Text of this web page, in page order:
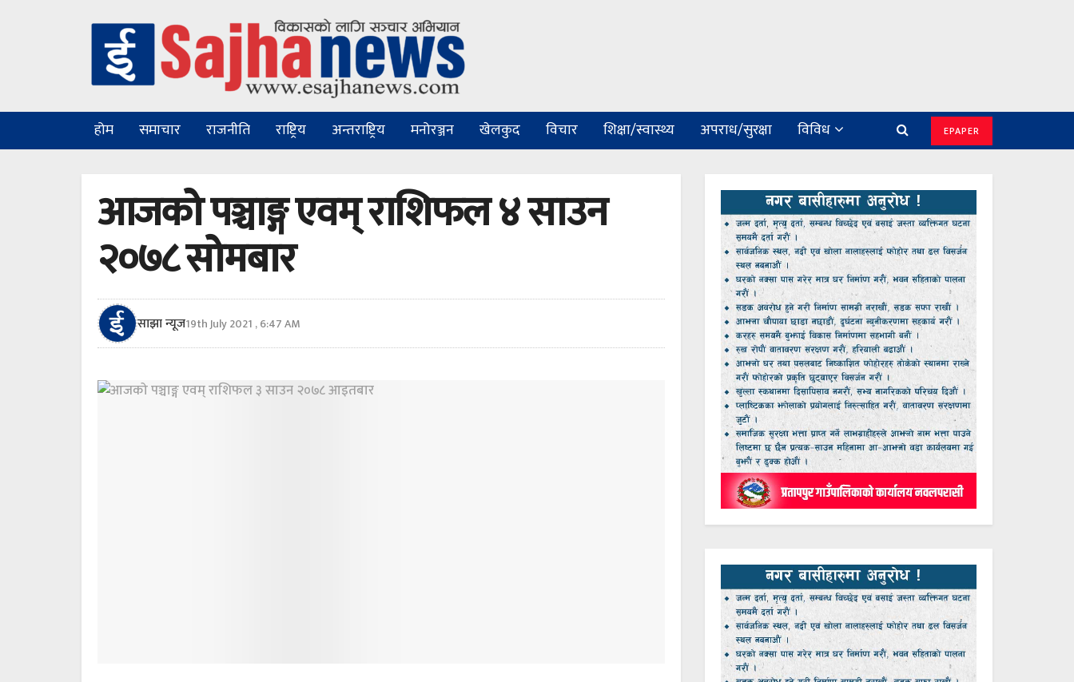
होम समाचार राजनीति राष्ट्रिय अन्तराष्ट्रिय मनोरञ्जन खेलकुद विचार शिक्षा/स्वास्थ्य अपराध/सुरक्षा विविध EPAPER
आजको पञ्चाङ्ग एवम् राशिफल ४ साउन
२०७८ सोमबार
साझा न्यूज19th July 2021 , 6:47 AM